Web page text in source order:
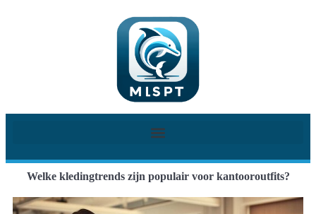
Welke kledingtrends zijn populair voor kantooroutfits?